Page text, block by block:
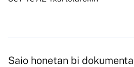
Saio honetan bi